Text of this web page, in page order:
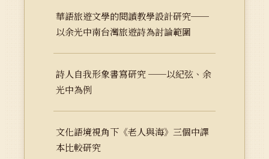
華語旅遊文學的閱讀教學設計研究──
以余光中南台灣旅遊詩為討論範圍
詩人自我形象書寫研究 ──以紀弦、余
光中為例
文化語境視角下《老人與海》三個中譯
本比較研究